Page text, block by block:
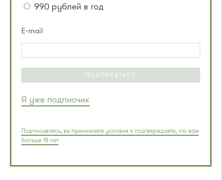
990 рублей в год
E-mail
ПОДПИСАТЬСЯ
Я уже подписчик
Подписываясь, вы принимаете условия и подтверждаете, что вам
больше 18 лет